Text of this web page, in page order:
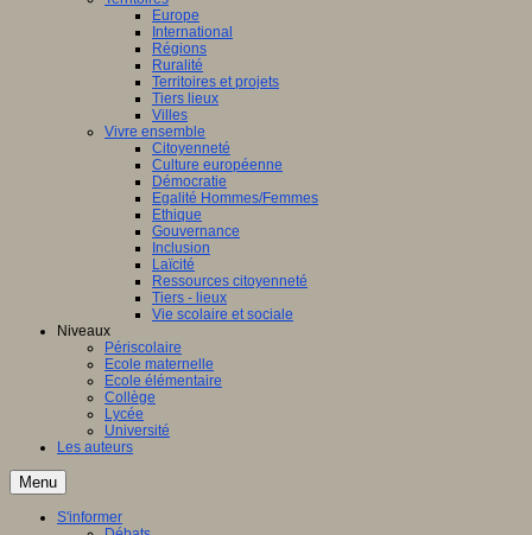
Europe
International
Régions
Ruralité
Territoires et projets
Tiers lieux
Villes
Vivre ensemble
Citoyenneté
Culture européenne
Démocratie
Egalité Hommes/Femmes
Ethique
Gouvernance
Inclusion
Laïcité
Ressources citoyenneté
Tiers - lieux
Vie scolaire et sociale
Niveaux
Périscolaire
Ecole maternelle
Ecole élémentaire
Collège
Lycée
Université
Les auteurs
Menu
S'informer